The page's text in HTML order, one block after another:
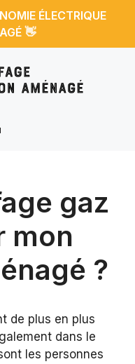
ÉLECTRIQUE
👋
gaz
mon
?
de plus en plus
dans le
les personnes